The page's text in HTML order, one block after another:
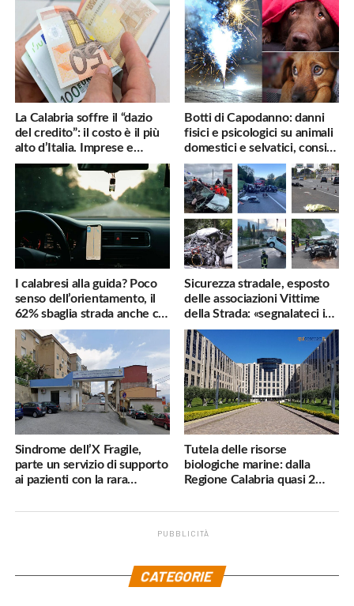
La Calabria soffre il “dazio
del credito”: il costo è il più
alto d’Italia. Imprese e
famiglie penalizzate
Botti di Capodanno: danni
fisici e psicologici su animali
domestici e selvatici, consigli
utili
I calabresi alla guida? Poco
senso dell’orientamento, il
62% sbaglia strada anche col
navigatore
Sicurezza stradale, esposto
delle associazioni Vittime
della Strada: «segnalateci i
pericoli, interverremo
subito»
Sindrome dell’X Fragile,
parte un servizio di supporto
ai pazienti con la rara
Tutela delle risorse
biologiche marine: dalla
Regione Calabria quasi 2
PUBBLICITÀ
CATEGORIE